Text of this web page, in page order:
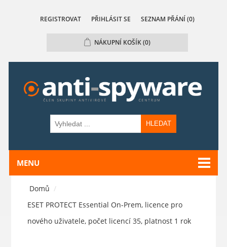
REGISTROVAT PŘIHLÁSIT SE SEZNAM PŘÁNÍ (0)
NÁKUPNÍ KOŠÍK(0)
HLEDAT
MENU
Domů /
ESET PROTECT Essential On-Prem, licence pro
nového uživatele, počet licencí 35, platnost 1 rok